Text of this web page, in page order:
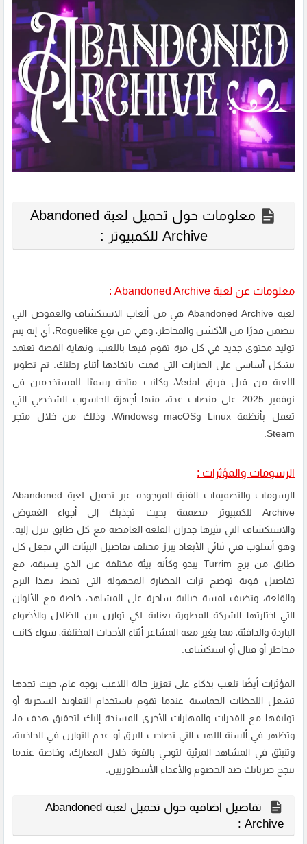
معلومات حول تحميل لعبة Abandoned
Archive للكمبيوتر :
معلومات عن لعبة Abandoned Archive :
لعبة Abandoned Archive هي من ألعاب الاستكشاف والغموض التي
تتضمن قدرًا من الأكشن والمخاطر، وهي من نوع Roguelike، أي إنه يتم
توليد محتوى جديد في كل مرة تقوم فيها باللعب، ونهاية القصة تعتمد
بشكل أساسي على الخيارات التي قمت باتخاذها أثناء رحلتك. تم تطوير
اللعبة من قبل فريق Vedal، وكانت متاحة رسميًا للمستخدمين في
نوفمبر 2025 على منصات عدة، منها أجهزة الحاسوب الشخصي التي
تعمل بأنظمة Linux وmacOS وWindows، وذلك من خلال متجر
Steam.
الرسومات والمؤثرات :
الرسومات والتصميمات الفنية الموجوده عبر تحميل لعبة Abandoned
Archive للكمبيوتر مصممة بحيث تجذبك إلى أجواء الغموض
والاستكشاف التي تثيرها جدران القلعة الغامضة مع كل طابق تنزل إليه.
وهو أسلوب فني ثنائي الأبعاد يبرز مختلف تفاصيل البيئات التي تجعل كل
طابق من برج Turrim يبدو وكأنه بيئة مختلفة عن الذي يسبقه، مع
تفاصيل قوية توضح تراث الحضارة المجهولة التي تحيط بهذا البرج
والقلعة، وتضيف لمسة خيالية ساحرة على المشاهد، خاصة مع الألوان
التي اختارتها الشركة المطورة بعناية لكي توازن بين الظلال والأضواء
الباردة والدافئة، مما يغير معه المشاعر أثناء الأحداث المختلفة، سواء كانت
مخاطر أو قتال أو استكشاف.
المؤثرات أيضًا تلعب بذكاء على تعزيز حالة اللاعب بوجه عام، حيث تجدها
تشعل اللحظات الحماسية عندما تقوم باستخدام التعاويذ السحرية أو
توليفها مع القدرات والمهارات الأخرى المسندة إليك لتحقيق هدف ما،
وتظهر في ألسنة اللهب التي تصاحب البرق أو عدم التوازن في الجاذبية،
وتنبثق في المشاهد المرئية لتوحي بالقوة خلال المعارك، وخاصة عندما
تنجح ضرباتك ضد الخصوم والأعداء الأسطوريين.
تفاصيل اضافيه حول تحميل لعبة Abandoned
Archive :